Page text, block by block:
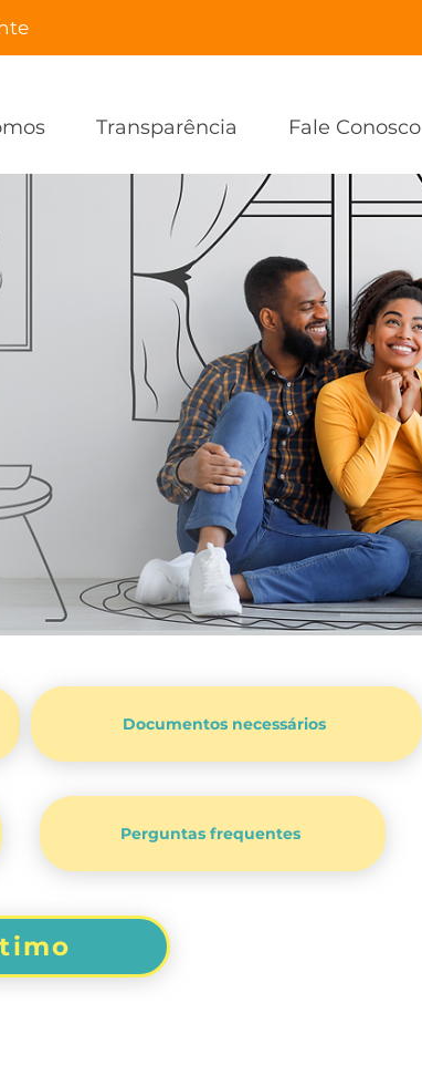
Transparência Fale Conosco
Documentos necessários
Perguntas frequentes